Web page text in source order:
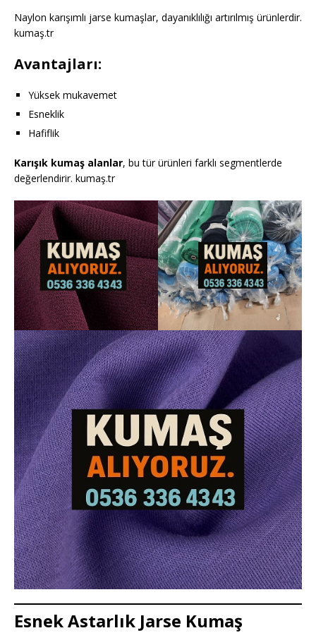
Naylon karışımlı jarse kumaşlar, dayanıklılığı artırılmış ürünlerdir.
kumaş.tr
Avantajları:
Yüksek mukavemet
Esneklik
Hafiflik
Karışık kumaş alanlar, bu tür ürünleri farklı segmentlerde
değerlendirir. kumaş.tr
Esnek Astarlık Jarse Kumaş